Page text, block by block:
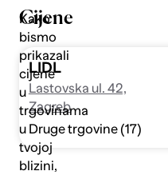
Kako
bismo
prikazali
cijene
u
trgovinama
u
tvojoj
blizini,
Pošalji
Cijene
LIDL
Lastovska ul. 42,
Zagreb
Druge trgovine (17)